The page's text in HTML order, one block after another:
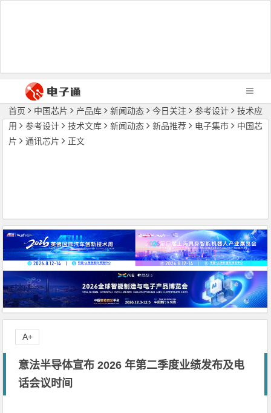
首页 中国芯片 产品库 新闻动态 今日关注 参考设计
技术应
用
参考设计 技术文库 新闻动态 新品推荐 电子集市
中国芯
片
通讯芯片 正文
意法半导体宣布 2026 年第二季度业绩发布及电
话会议时间
A+